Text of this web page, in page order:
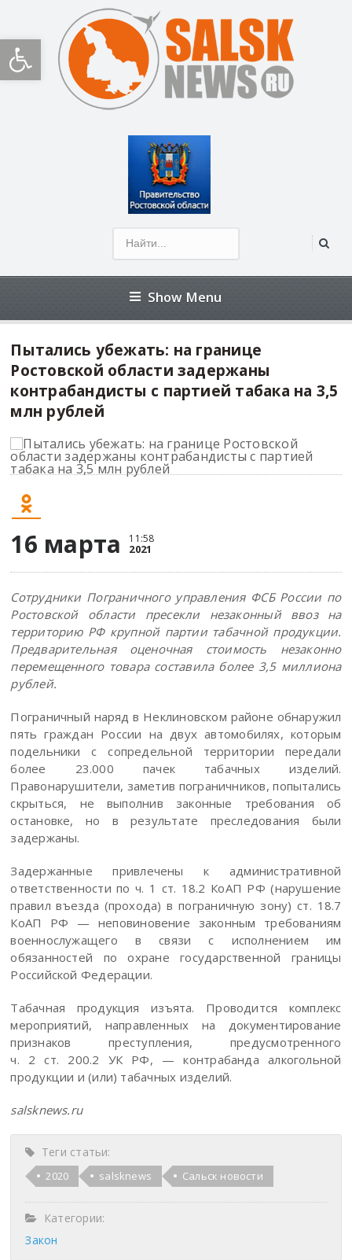
Открыть панель инструментов
Show Menu
Пытались убежать: на границе
Ростовской области задержаны
контрабандисты с партией табака на 3,5
млн рублей
16 марта 11:58
2021
Сотрудники Пограничного управления ФСБ России по
Ростовской области пресекли незаконный ввоз на
территорию РФ крупной партии табачной продукции.
Предварительная оценочная стоимость незаконно
перемещенного товара составила более 3,5 миллиона
рублей.
Пограничный наряд в Неклиновском районе обнаружил
пять граждан России на двух автомобилях, которым
подельники с сопредельной территории передали
более 23.000 пачек табачных изделий.
Правонарушители, заметив пограничников, попытались
скрыться, не выполнив законные требования об
остановке, но в результате преследования были
задержаны.
Задержанные привлечены к административной
ответственности по ч. 1 ст. 18.2 КоАП РФ (нарушение
правил въезда (прохода) в пограничную зону) ст. 18.7
КоАП РФ — неповиновение законным требованиям
военнослужащего в связи с исполнением им
обязанностей по охране государственной границы
Российской Федерации.
Табачная продукция изъята. Проводится комплекс
мероприятий, направленных на документирование
признаков преступления, предусмотренного
ч. 2 ст. 200.2 УК РФ, — контрабанда алкогольной
продукции и (или) табачных изделий.
salsknews.ru
Теги статьи:
2020 salsknews Сальск новости
Категории:
Закон